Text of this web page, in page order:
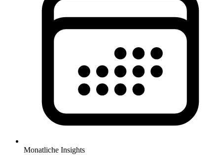
Monatliche Insights